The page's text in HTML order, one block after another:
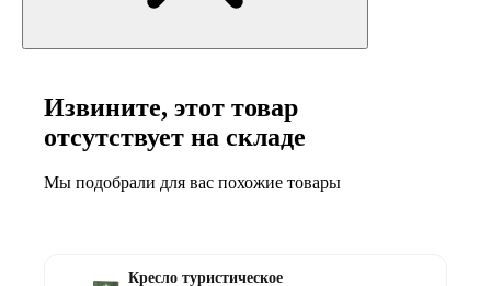
Извините, этот товар
отсутствует на складе
Мы подобрали для вас похожие товары
Кресло туристическое